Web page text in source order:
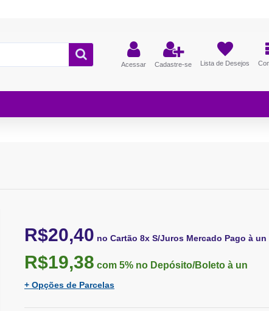
Acessar Cadastre-se Lista de Desejos
R$20,40 no Cartão 8x S/Juros Mercado Pago à un
R$19,38 com 5% no Depósito/Boleto à un
+ Opções de Parcelas